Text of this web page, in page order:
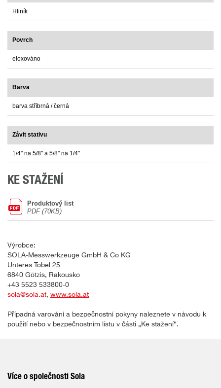
Hliník
Povrch
eloxováno
Barva
barva stříbrná / černá
Závit stativu
1/4" na 5/8" a 5/8" na 1/4"
KE STAŽENÍ
Produktový list
PDF (70KB)
Výrobce:
SOLA-Messwerkzeuge GmbH & Co KG
Unteres Tobel 25
6840 Götzis, Rakousko
+43 5523 533800-0
sola@sola.at, www.sola.at
Případná varování a bezpečnostní pokyny naleznete v návodu k
použití nebo v bezpečnostním listu v části „Ke stažení“.
Více o společnosti Sola